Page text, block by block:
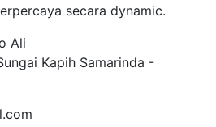
secara dynamic.
Ali
Kapih Samarinda -